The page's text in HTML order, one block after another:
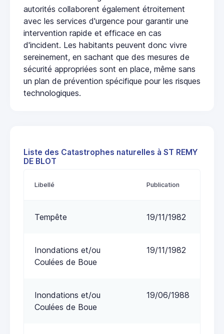
autorités collaborent également étroitement
avec les services d'urgence pour garantir une
intervention rapide et efficace en cas
d'incident. Les habitants peuvent donc vivre
sereinement, en sachant que des mesures de
sécurité appropriées sont en place, même sans
un plan de prévention spécifique pour les risques
technologiques.
Liste des Catastrophes naturelles à ST REMY
DE BLOT
Libellé Publication
Tempête 19/11/1982
Inondations et/ou
Coulées de Boue
19/11/1982
Inondations et/ou
Coulées de Boue
19/06/1988